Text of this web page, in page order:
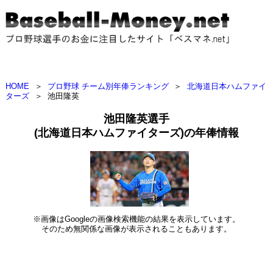
HOME ＞ プロ野球 チーム別年俸ランキング ＞
北海道日本ハムファイ
ターズ
＞ 池田隆英
池田隆英選手
(北海道日本ハムファイターズ)の年俸情報
※画像はGoogleの画像検索機能の結果を表示しています。
そのため無関係な画像が表示されることもあります。